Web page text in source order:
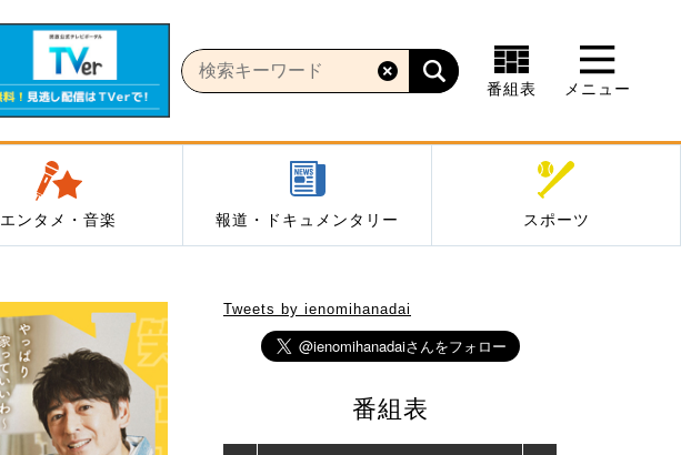
番組表 メニュー
エンタメ・音楽 報道・ドキュメンタリー スポーツ
Tweets by ienomihanadai
番組表